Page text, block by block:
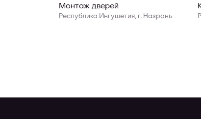
Монтаж дверей
Республика Ингушетия, г. Назрань